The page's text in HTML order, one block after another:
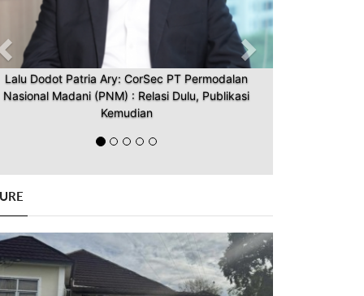
Lalu Dodot Patria Ary: CorSec PT Permodalan
Nasional Madani (PNM) : Relasi Dulu, Publikasi
Kemudian
Previous Next